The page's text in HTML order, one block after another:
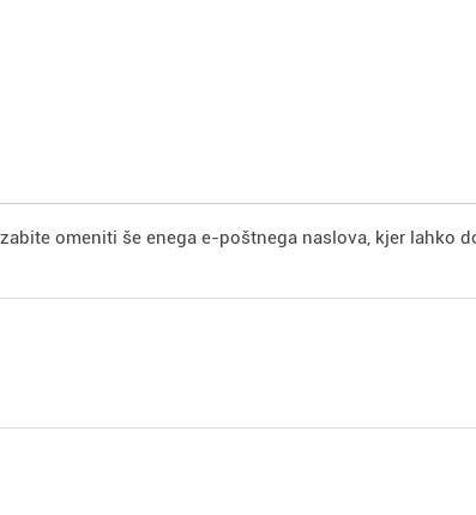
omeniti še enega e-poštnega naslova, kjer lahko